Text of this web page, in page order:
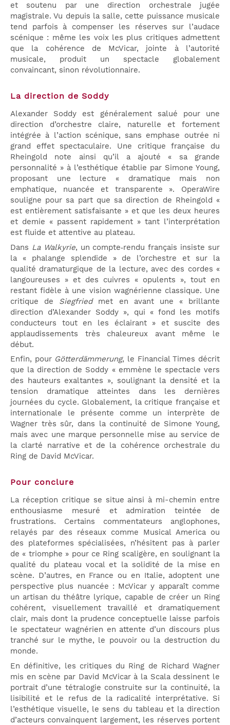
et soutenu par une direction orchestrale jugée
magistrale. Vu depuis la salle, cette puissance musicale
tend parfois à compenser les réserves sur l’audace
scénique : même les voix les plus critiques admettent
que la cohérence de McVicar, jointe à l’autorité
musicale, produit un spectacle globalement
convaincant, sinon révolutionnaire.
La direction de Soddy
Alexander Soddy est généralement salué pour une
direction d’orchestre claire, naturelle et fortement
intégrée à l’action scénique, sans emphase outrée ni
grand effet spectaculaire. Une critique française du
Rheingold note ainsi qu’il a ajouté « sa grande
personnalité » à l’esthétique établie par Simone Young,
proposant une lecture « dramatique mais non
emphatique, nuancée et transparente ». OperaWire
souligne pour sa part que sa direction de Rheingold «
est entièrement satisfaisante » et que les deux heures
et demie « passent rapidement » tant l’interprétation
est fluide et attentive au plateau.
Dans La Walkyrie, un compte‑rendu français insiste sur
la « phalange splendide » de l’orchestre et sur la
qualité dramaturgique de la lecture, avec des cordes «
langoureuses » et des cuivres « opulents », tout en
restant fidèle à une vision wagnérienne classique. Une
critique de Siegfriedmet en avant une « brillante
direction d’Alexander Soddy », qui « fond les motifs
conducteurs tout en les éclairant » et suscite des
applaudissements très chaleureux avant même le
début.
Enfin, pour Götterdämmerung, le Financial Times décrit
que la direction de Soddy « emmène le spectacle vers
des hauteurs exaltantes », soulignant la densité et la
tension dramatique atteintes dans les dernières
journées du cycle. Globalement, la critique française et
internationale le présente comme un interprète de
Wagner très sûr, dans la continuité de Simone Young,
mais avec une marque personnelle mise au service de
la clarté narrative et de la cohérence orchestrale du
Ring de David McVicar.
Pour conclure
La réception critique se situe ainsi à mi-chemin entre
enthousiasme mesuré et admiration teintée de
frustrations. Certains commentateurs anglophones,
relayés par des réseaux comme Musical America ou
des plateformes spécialisées, n’hésitent pas à parler
de « triomphe » pour ce Ring scaligère, en soulignant la
qualité du plateau vocal et la solidité de la mise en
scène. D’autres, en France ou en Italie, adoptent une
perspective plus nuancée : McVicar y apparaît comme
un artisan du théâtre lyrique, capable de créer un Ring
cohérent, visuellement travaillé et dramatiquement
clair, mais dont la prudence conceptuelle laisse parfois
le spectateur wagnérien en attente d’un discours plus
tranché sur le mythe, le pouvoir ou la destruction du
monde.
En définitive, les critiques du Ring de Richard Wagner
mis en scène par David McVicar à la Scala dessinent le
portrait d’une tétralogie construite sur la continuité, la
lisibilité et le refus de la radicalité interprétative. Si
l’esthétique visuelle, le sens du tableau et la direction
d’acteurs convainquent largement, les réserves portent